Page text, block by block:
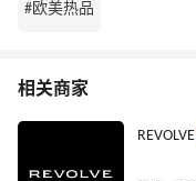
#欧美热品
相关商家
REVOLVE